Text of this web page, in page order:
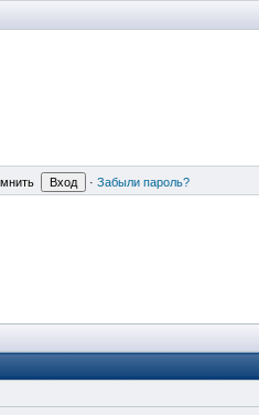
· Забыли пароль?